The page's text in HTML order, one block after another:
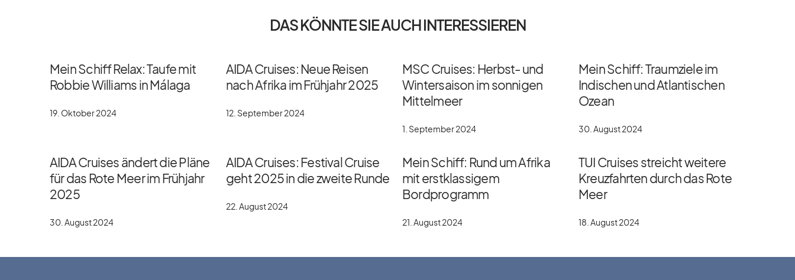
DAS KÖNNTE SIE AUCH INTERESSIEREN
Mein Schiff Relax: Taufe mit
Robbie Williams in Málaga
19. Oktober 2024
AIDA Cruises: Neue Reisen
nach Afrika im Frühjahr 2025
12. September 2024
MSC Cruises: Herbst- und
Wintersaison im sonnigen
Mittelmeer
1. September 2024
Mein Schiff: Traumziele im
Indischen und Atlantischen
Ozean
30. August 2024
AIDA Cruises ändert die Pläne
für das Rote Meer im Frühjahr
2025
30. August 2024
AIDA Cruises: Festival Cruise
geht 2025 in die zweite Runde
22. August 2024
Mein Schiff: Rund um Afrika
mit erstklassigem
Bordprogramm
21. August 2024
TUI Cruises streicht weitere
Kreuzfahrten durch das Rote
Meer
18. August 2024